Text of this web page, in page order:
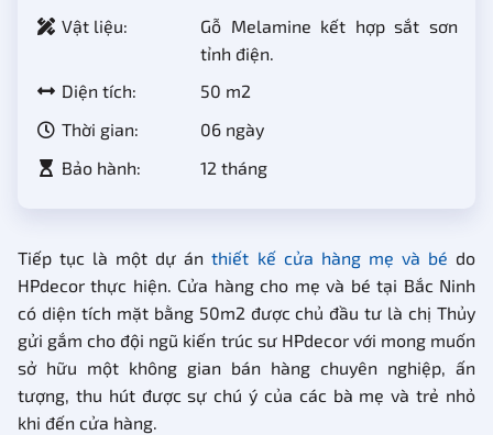
Vật liệu:
Gỗ Melamine kết hợp sắt sơn
tỉnh điện.
Diện tích:
50 m2
Thời gian:
06 ngày
Bảo hành:
12 tháng
Tiếp tục là một dự ánthiết kế cửa hàng mẹ và bé do
HPdecor thực hiện. Cửa hàng cho mẹ và bé tại Bắc Ninh
có diện tích mặt bằng 50m2 được chủ đầu tư là chị Thủy
gửi gắm cho đội ngũ kiến trúc sư HPdecor với mong muốn
sở hữu một không gian bán hàng chuyên nghiệp, ấn
tượng, thu hút được sự chú ý của các bà mẹ và trẻ nhỏ
khi đến cửa hàng.